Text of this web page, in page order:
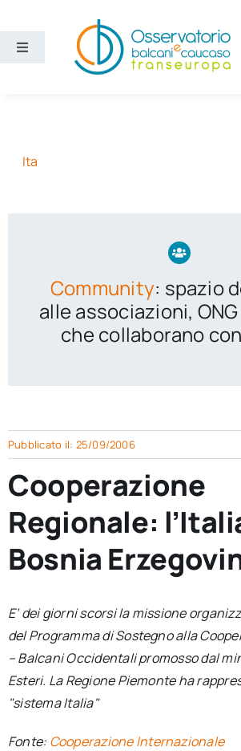
contenuto
Toggle
Chi siamo
Ita
Community: spazio
alle associazioni,
che collaborano
Pubblicato il: 25/09/2006
Cooperazione
Regionale:
Bosnia
E’ dei giorni scorsi la missione
del Programma di Sostegno alla
– Balcani Occidentali promosso dal
Esteri. La Regione Piemonte ha
"sistema Italia"
Fonte: Cooperazione Internazionale